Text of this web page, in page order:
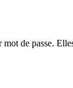
de passe.